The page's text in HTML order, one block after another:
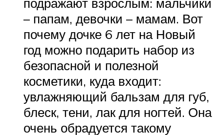
– папам, девочки – мамам. Вот
почему дочке 6 лет на Новый
год можно подарить набор из
безопасной и полезной
косметики, куда входит:
увлажняющий бальзам для губ,
блеск, тени, лак для ногтей. Она
очень обрадуется такому